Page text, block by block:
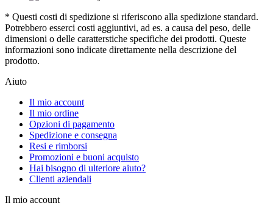
* Questi costi di spedizione si riferiscono alla spedizione standard.
Potrebbero esserci costi aggiuntivi, ad es. a causa del peso, delle
dimensioni o delle caratterstiche specifiche dei prodotti. Queste
informazioni sono indicate direttamente nella descrizione del
prodotto.
Aiuto
Il mio account
Il mio ordine
Opzioni di pagamento
Spedizione e consegna
Resi e rimborsi
Promozioni e buoni acquisto
Hai bisogno di ulteriore aiuto?
Clienti aziendali
Il mio account